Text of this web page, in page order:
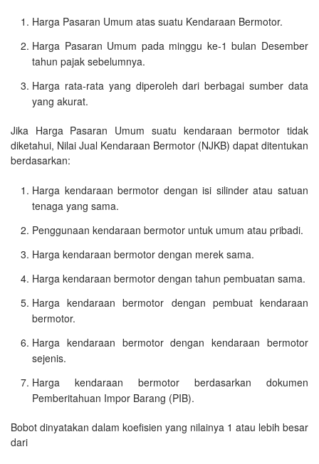
Harga Pasaran Umum atas suatu Kendaraan Bermotor.
Harga Pasaran Umum pada minggu ke-1 bulan Desember
tahun pajak sebelumnya.
Harga rata-rata yang diperoleh dari berbagai sumber data
yang akurat.
Jika Harga Pasaran Umum suatu kendaraan bermotor tidak
diketahui, Nilai Jual Kendaraan Bermotor (NJKB) dapat ditentukan
berdasarkan:
Harga kendaraan bermotor dengan isi silinder atau satuan
tenaga yang sama.
Penggunaan kendaraan bermotor untuk umum atau pribadi.
Harga kendaraan bermotor dengan merek sama.
Harga kendaraan bermotor dengan tahun pembuatan sama.
Harga kendaraan bermotor dengan pembuat kendaraan
bermotor.
Harga kendaraan bermotor dengan kendaraan bermotor
sejenis.
Harga kendaraan bermotor berdasarkan dokumen
Pemberitahuan Impor Barang (PIB).
Bobot dinyatakan dalam koefisien yang nilainya 1 atau lebih besar
dari